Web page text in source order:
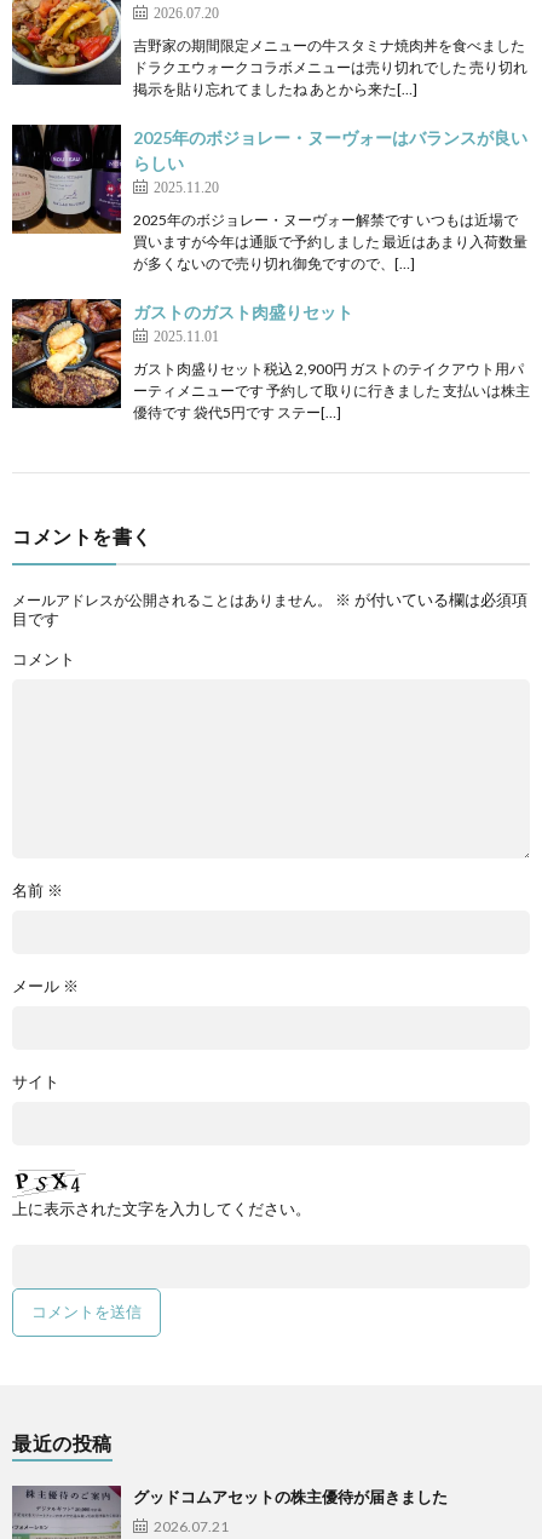
2026.07.20
吉野家の期間限定メニューの牛スタミナ焼肉丼を食べました
ドラクエウォークコラボメニューは売り切れでした 売り切れ
掲示を貼り忘れてましたね あとから来た[…]
2025年のボジョレー・ヌーヴォーはバランスが良い
らしい
2025.11.20
2025年のボジョレー・ヌーヴォー解禁です いつもは近場で
買いますが今年は通販で予約しました 最近はあまり入荷数量
が多くないので売り切れ御免ですので、[…]
ガストのガスト肉盛りセット
2025.11.01
ガスト肉盛りセット税込 2,900円 ガストのテイクアウト用パ
ーティメニューです 予約して取りに行きました 支払いは株主
優待です 袋代5円です ステー[…]
コメントを書く
メールアドレスが公開されることはありません。 ※ が付いている欄は必須項
目です
コメント
名前 ※
メール ※
サイト
上に表示された文字を入力してください。
最近の投稿
グッドコムアセットの株主優待が届きました
2026.07.21